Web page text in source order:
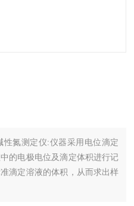
性氮测定仪:仪器采用电位滴定
的电极电位及滴定体积进行记
滴定溶液的体积，从而求出样